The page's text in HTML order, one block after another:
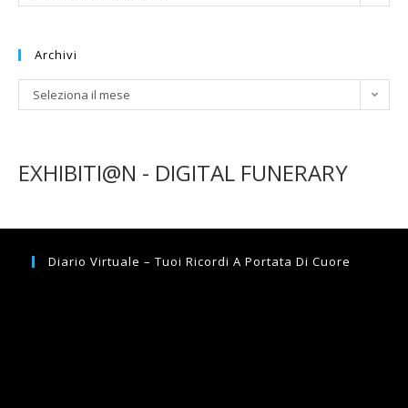
Archivi
Archivi
Seleziona il mese
EXHIBITI@N - DIGITAL FUNERARY
Diario Virtuale – Tuoi Ricordi A Portata Di Cuore